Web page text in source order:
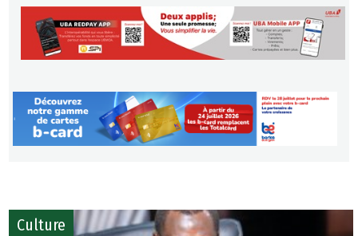
Culture